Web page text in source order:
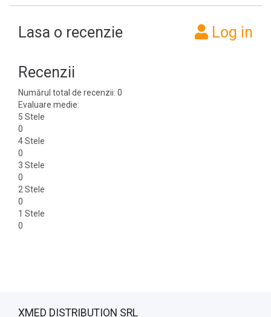
Lasa o recenzie Log in
Recenzii
Numărul total de recenzii: 0
Evaluare medie:
5 Stele
0
4 Stele
0
3 Stele
0
2 Stele
0
1 Stele
0
XMED DISTRIBUTION SRL